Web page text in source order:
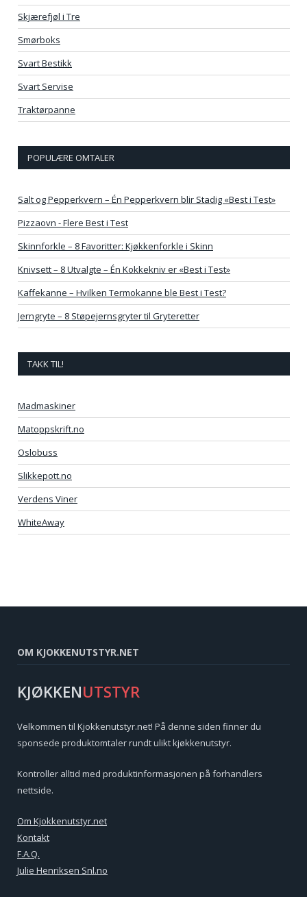
Skjærefjøl i Tre
Smørboks
Svart Bestikk
Svart Servise
Traktørpanne
POPULÆRE OMTALER
Salt og Pepperkvern – Én Pepperkvern blir Stadig «Best i Test»
Pizzaovn - Flere Best i Test
Skinnforkle – 8 Favoritter: Kjøkkenforkle i Skinn
Knivsett – 8 Utvalgte – Én Kokkekniv er «Best i Test»
Kaffekanne – Hvilken Termokanne ble Best i Test?
Jerngryte – 8 Støpejernsgryter til Gryteretter
TAKK TIL!
Madmaskiner
Matoppskrift.no
Oslobuss
Slikkepott.no
Verdens Viner
WhiteAway
OM KJOKKENUTSTYR.NET
KJØKKENUTSTYR
Velkommen til Kjokkenutstyr.net! På denne siden finner du
sponsede produktomtaler rundt ulikt kjøkkenutstyr.
Kontroller alltid med produktinformasjonen på forhandlers
nettside.
Om Kjokkenutstyr.net
Kontakt
F.A.Q.
Julie Henriksen Snl.no